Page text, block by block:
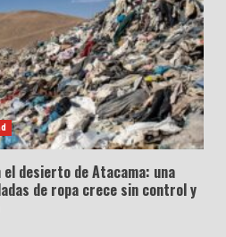
desierto de Atacama: una
de ropa crece sin control y